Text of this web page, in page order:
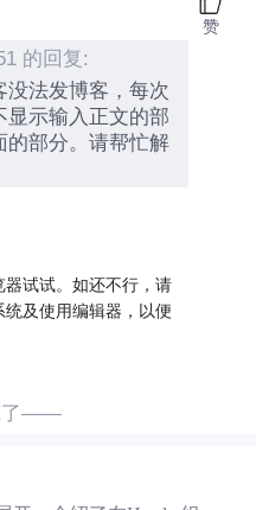
的回复:
没法发博客，每次
显示输入正文的部
的部分。请帮忙解
试试。如还不行，请
及使用编辑器，以便
赞
——